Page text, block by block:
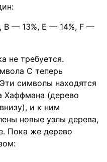
B — 13%, E — 14%, F —
не требуется.
C теперь
символы находятся
Хаффмана (дерево
и к ним
новые узлы дерева,
Пока же дерево